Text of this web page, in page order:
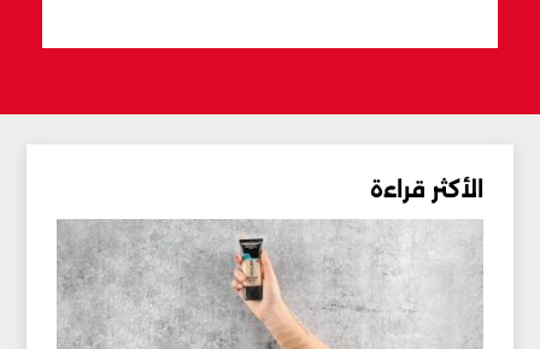
الأكثر قراءة